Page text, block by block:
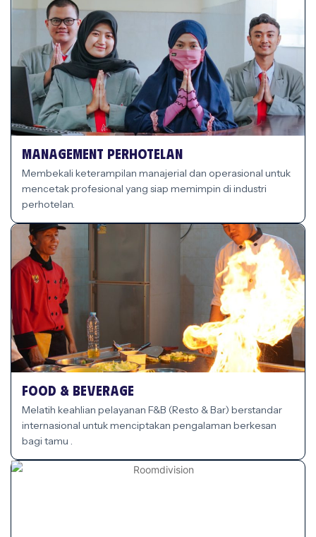
Management Perhotelan
Membekali keterampilan manajerial dan operasional untuk
mencetak profesional yang siap memimpin di industri
perhotelan.
Food & Beverage
Melatih keahlian pelayanan F&B (Resto & Bar) berstandar
internasional untuk menciptakan pengalaman berkesan
bagi tamu .